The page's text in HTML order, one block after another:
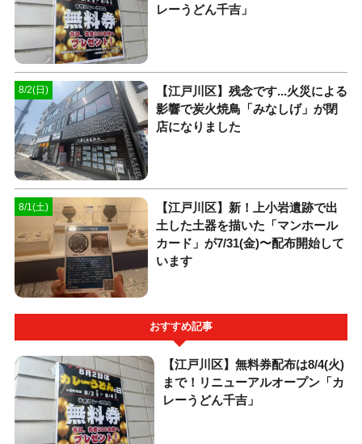
レーうどん千吉」
8/2(日)
【江戸川区】残念です...火災による
影響で炭火焼鳥「みなしげ」が閉
店になりました
8/1(土)
【江戸川区】新！上小岩遺跡で出
土した土器を描いた「マンホール
カード」が7/31(金)〜配布開始して
います
おすすめ記事
【江戸川区】無料券配布は8/4(火)
まで！リニューアルオープン「カ
レーうどん千吉」